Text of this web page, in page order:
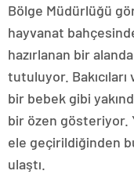
Bölge Müdürlüğü
hayvanat
hazırlanan bir
tutuluyor.
bir bebek gibi
bir özen gösteriyor.
ele geçirildiğinden
ulaştı.